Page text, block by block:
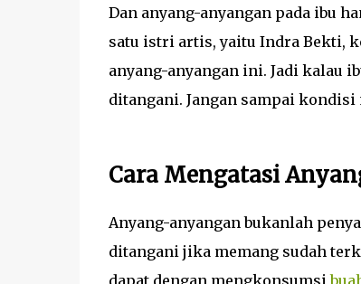
Dan anyang-anyangan pada ibu
satu istri artis, yaitu Indra Bekti,
anyang-anyangan ini. Jadi kalau
ditangani. Jangan sampai
Cara Mengatasi
Anyang-anyangan bukanlah
ditangani jika memang sudah